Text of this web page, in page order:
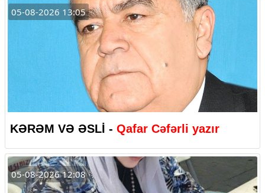
05-08-2026 13:05
KƏRƏM VƏ ƏSLİ - Qafar Cəfərli yazır
05-08-2026 12:08